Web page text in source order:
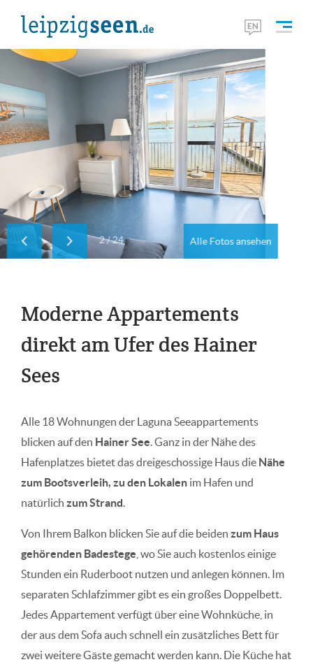
2/24 Alle Fotos ansehen
Moderne Appartements
direkt am Ufer des Hainer
Sees
Alle 18 Wohnungen der Laguna Seeappartements
blicken auf den Hainer See. Ganz in der Nähe des
Hafenplatzes bietet das dreigeschossige Haus die Nähe
zum Bootsverleih, zu den Lokalen im Hafen und
natürlich zum Strand.
Von Ihrem Balkon blicken Sie auf die beiden zum Haus
gehörenden Badestege , wo Sie auch kostenlos einige
Stunden ein Ruderboot nutzen und anlegen können. Im
separaten Schlafzimmer gibt es ein großes Doppelbett.
Jedes Appartement verfügt über eine Wohnküche, in
der aus dem Sofa auch schnell ein zusätzliches Bett für
zwei weitere Gäste gemacht werden kann. Die Küche hat